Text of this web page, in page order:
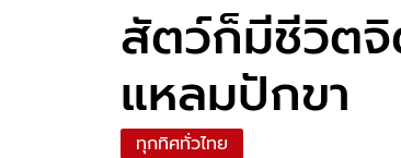
สัตว์ก็มีชีวิตจิ
แหลมปักขา
ทุกทิศทั่วไทย